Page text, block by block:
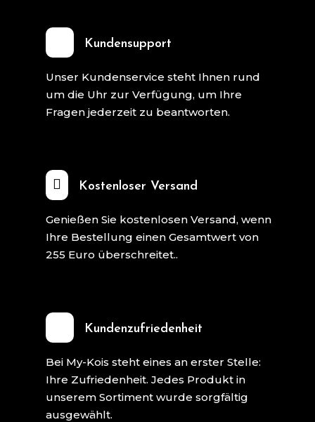
Kundensupport
Unser Kundenservice steht Ihnen rund
um die Uhr zur Verfügung, um Ihre
Fragen jederzeit zu beantworten.
 Kostenloser Versand
Genießen Sie kostenlosen Versand, wenn
Ihre Bestellung einen Gesamtwert von
255 Euro überschreitet..
Kundenzufriedenheit
Bei My-Kois steht eines an erster Stelle:
Ihre Zufriedenheit. Jedes Produkt in
unserem Sortiment wurde sorgfältig
ausgewählt.